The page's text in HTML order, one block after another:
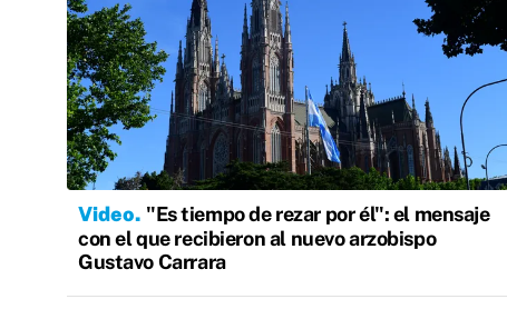
Video "Es tiempo de rezar por él": el mensaje
con el que recibieron al nuevo arzobispo
Gustavo Carrara